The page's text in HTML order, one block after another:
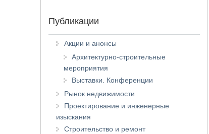
Публикации
Акции и анонсы
Архитектурно-строительные
мероприятия
Выставки. Конференции
Рынок недвижимости
Проектирование и инженерные
изыскания
Строительство и ремонт